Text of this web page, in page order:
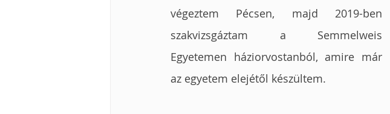
végeztem Pécsen, majd 2019-ben
szakvizsgáztam a Semmelweis
Egyetemen háziorvostanból, amire már
az egyetem elejétől készültem.